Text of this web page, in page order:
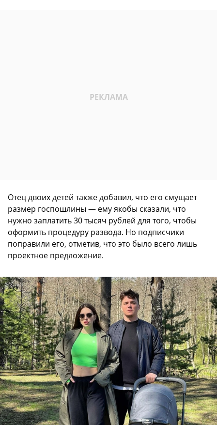
Отец двоих детей также добавил, что его смущает
размер госпошлины — ему якобы сказали, что
нужно заплатить 30 тысяч рублей для того, чтобы
оформить процедуру развода. Но подписчики
поправили его, отметив, что это было всего лишь
проектное предложение.